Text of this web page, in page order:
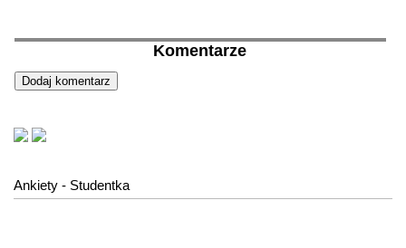
Komentarze
Ankiety - Studentka